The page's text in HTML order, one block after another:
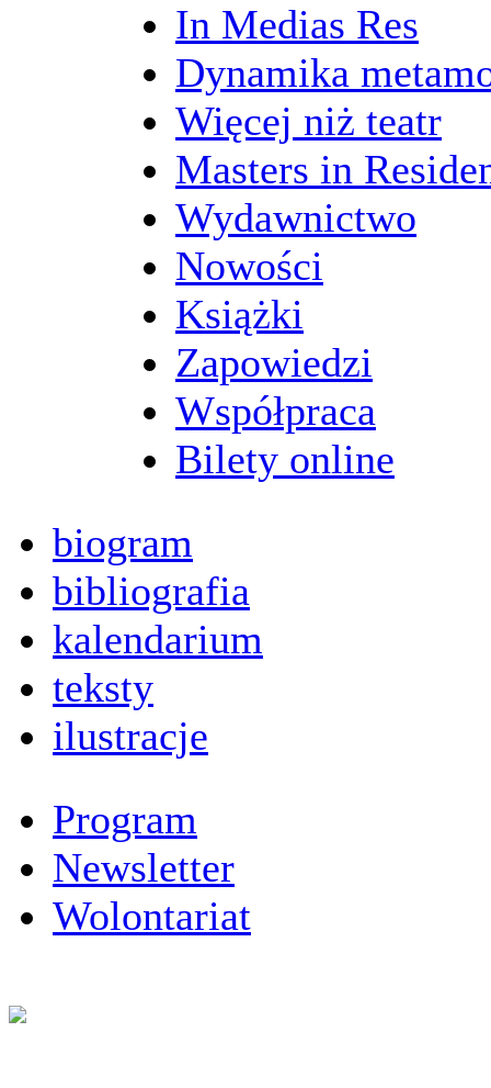
In Medias Res
Dynamika
Więcej niż teatr
Masters in
Wydawnictwo
Nowości
Książki
Zapowiedzi
Współpraca
Bilety online
biogram
bibliografia
kalendarium
teksty
ilustracje
Program
Newsletter
Wolontariat